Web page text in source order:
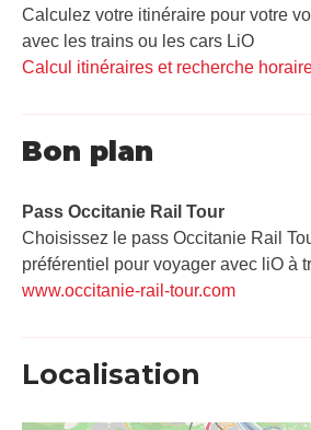
Calculez votre itinéraire pour votre
avec les trains ou les cars LiO
Calcul itinéraires et recherche
Bon plan
Pass Occitanie Rail Tour​
Choisissez le pass Occitanie Rail
préférentiel pour voyager avec liO à
www.occitanie-rail-tour.com
Localisation